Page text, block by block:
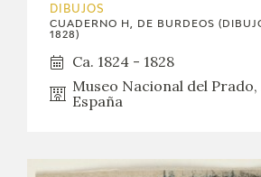
DIBUJOS
CUADERNO H, DE BURDEOS
1828)
Ca. 1824 - 1828
Museo Nacional del
España